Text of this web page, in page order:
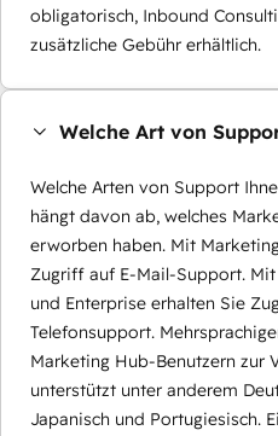
obligatorisch, Inbound
zusätzliche Gebühr erhältlich.
Welche Art von
Welche Arten von Support
hängt davon ab, welches
erworben haben. Mit
Zugriff auf E-Mail-Support.
und Enterprise erhalten Sie
Telefonsupport.
Marketing Hub-Benutzern zur
unterstützt unter anderem
Japanisch und Portugiesisch.